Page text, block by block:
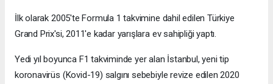
İlk olarak 2005'te Formula 1 takvimine dahil edilen Türkiye
Grand Prix'si, 2011'e kadar yarışlara ev sahipliği yaptı.
Yedi yıl boyunca F1 takviminde yer alan İstanbul, yeni tip
koronavirüs (Kovid-19) salgını sebebiyle revize edilen 2020